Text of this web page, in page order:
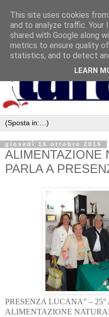
giovedì 15 ottobre 2015
ALIMENTAZIONE
PARLA A
PRESENZA LUCANA” – 25°
ALIMENTAZIONE
This site uses cookies
and to analyze traffic. Your
shared with Google along
metrics to ensure quality
statistics, and to detect
LEARN